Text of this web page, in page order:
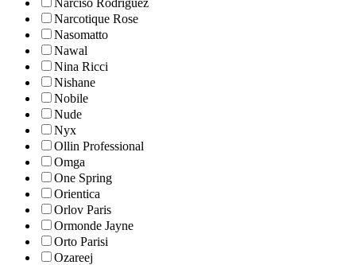
Narciso Rodriguez
Narcotique Rose
Nasomatto
Nawal
Nina Ricci
Nishane
Nobile
Nude
Nyx
Ollin Professional
Omga
One Spring
Orientica
Orlov Paris
Ormonde Jayne
Orto Parisi
Ozareej